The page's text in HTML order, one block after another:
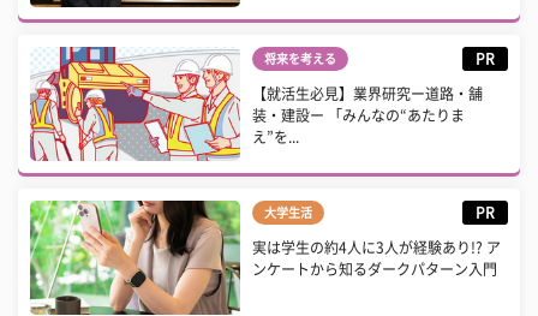
将来を考える PR
【就活生必見】業界研究ー道路・舗
装・建設ー 「みんなの“あたりま
え”を...
大学生活 PR
実は学生の約4人に3人が経験あり!? ア
ンケートから知るダークパターン入門